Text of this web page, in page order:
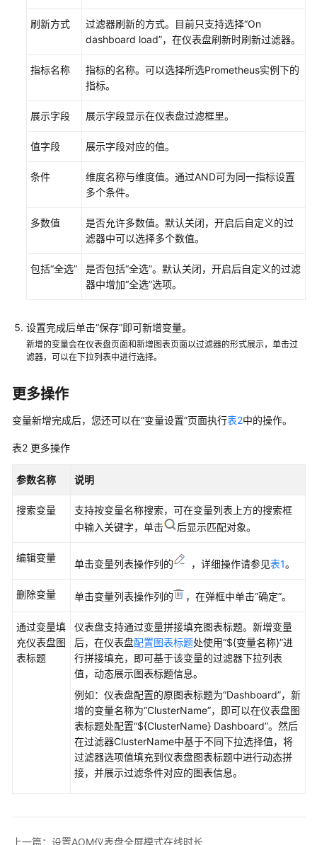
问
视
助
AOM
文
更
档
户
指
南
（吉
隆
坡
域）
用
指
（吉
坡
域）
刷新方式
过滤器刷新的方式。目前只支持选择“On
dashboard load”，在仪表盘刷新时刷新过滤器。
指标名称
指标的名称。可以选择所选Prometheus实例下的
指标。
展示字段 展示字段显示在仪表盘过滤框里。
值字段 展示字段对应的值。
条件
维度名称与维度值。通过AND可为同一指标设置
多个条件。
多数值
是否允许多数值。默认关闭，开启后自定义的过
滤器中可以选择多个数值。
包括“全选”
是否包括“全选”。默认关闭，开启后自定义的过滤
器中增加“全选”选项。
设置完成后单击“保存”即可新增变量。
新增的变量会在仪表盘页面和新增图表页面以过滤器的形式展示，单击过
滤器，可以在下拉列表中进行选择。
更多操作
变量新增完成后，您还可以在“变量设置”页面执行表2中的操作。
表2 更多操作
参数名称 说明
搜索变量
支持按变量名称搜索，可在变量列表上方的搜索框
中输入关键字，单击
后显示匹配对象。
编辑变量
单击变量列表操作列的 ，详细操作请参见表1。
删除变量 单击变量列表操作列的 ，在弹框中单击“确定”。
通过变量填
充仪表盘图
表标题
仪表盘支持通过变量拼接填充图表标题。新增变量
后，在仪表盘配置图表标题处使用“${变量名称}”进
行拼接填充，即可基于该变量的过滤器下拉列表
值，动态展示图表标题信息。
例如：仪表盘配置的原图表标题为“Dashboard”，新
增的变量名称为“ClusterName”，即可以在仪表盘图
表标题处配置“${ClusterName} Dashboard”。然后
在过滤器ClusterName中基于不同下拉选择值，将
过滤器选项值填充到仪表盘图表标题中进行动态拼
接，并展示过滤条件对应的图表信息。
上一篇：设置AOM仪表盘全屏模式在线时长